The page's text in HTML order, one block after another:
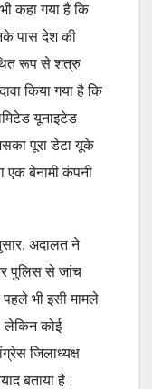
कहा गया है कि
पास देश की
रूप से शत्रु
किया गया है कि
यूनाइटेड
पूरा डेटा यूके
एक बेनामी कंपनी
अदालत ने
पुलिस से जांच
पहले भी इसी मामले
लेकिन कोई
जिलाध्यक्ष
बताया है।